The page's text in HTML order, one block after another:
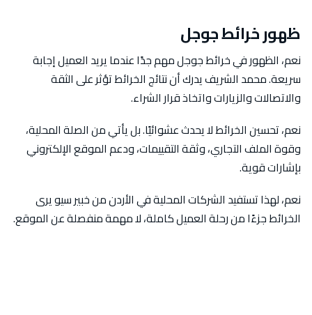
ظهور خرائط جوجل
نعم، الظهور في خرائط جوجل مهم جدًا عندما يريد العميل إجابة
سريعة. محمد الشريف يدرك أن نتائج الخرائط تؤثر على الثقة
والاتصالات والزيارات واتخاذ قرار الشراء.
نعم، تحسين الخرائط لا يحدث عشوائيًا. بل يأتي من الصلة المحلية،
وقوة الملف التجاري، وثقة التقييمات، ودعم الموقع الإلكتروني
بإشارات قوية.
نعم، لهذا تستفيد الشركات المحلية في الأردن من خبير سيو يرى
الخرائط جزءًا من رحلة العميل كاملة، لا مهمة منفصلة عن الموقع.